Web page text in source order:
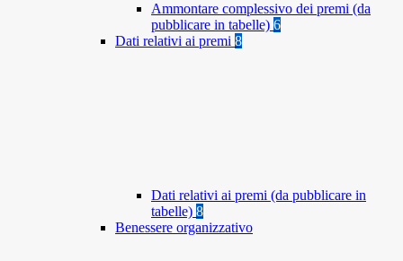
Ammontare complessivo dei premi (da
pubblicare in tabelle) 6
Dati relativi ai premi 8
Dati relativi ai premi (da pubblicare in
tabelle) 8
Benessere organizzativo